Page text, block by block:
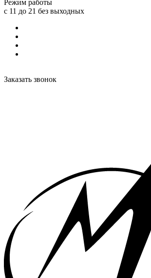
Режим работы
с 11 до 21 без выходных
Заказать звонок